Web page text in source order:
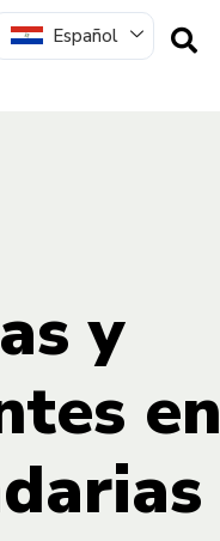
Español
y
en